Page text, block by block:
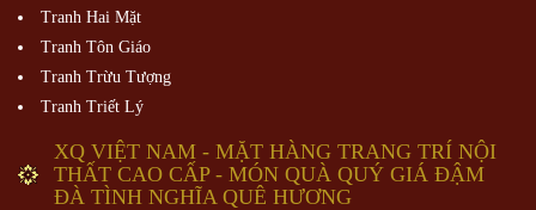
Tranh Hai Mặt
Tranh Tôn Giáo
Tranh Trừu Tượng
Tranh Triết Lý
XQ VIỆT NAM - MẶT HÀNG TRANG TRÍ NỘI
THẤT CAO CẤP - MÓN QUÀ QUÝ GIÁ ĐẬM
ĐÀ TÌNH NGHĨA QUÊ HƯƠNG